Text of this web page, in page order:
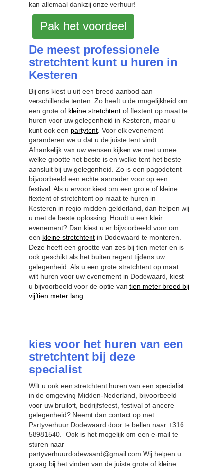
kan allemaal dankzij onze verhuur!
Pak het voordeel
De meest professionele
stretchtent kunt u huren in
Kesteren
Bij ons kiest u uit een breed aanbod aan
verschillende tenten. Zo heeft u de mogelijkheid om
een grote of kleine stretchtent of flextent op maat te
huren voor uw gelegenheid in Kesteren, maar u
kunt ook een partytent . Voor elk evenement
garanderen we u dat u de juiste tent vindt.
Afhankelijk van uw wensen kijken we met u mee
welke grootte het beste is en welke tent het beste
aansluit bij uw gelegenheid. Zo is een pagodetent
bijvoorbeeld een echte aanrader voor op een
festival. Als u ervoor kiest om een grote of kleine
flextent of stretchtent op maat te huren in
Kesteren in regio midden-gelderland, dan helpen wij
u met de beste oplossing. Houdt u een klein
evenement? Dan kiest u er bijvoorbeeld voor om
een kleine stretchtent in Dodewaard te monteren.
Deze heeft een grootte van zes bij tien meter en is
ook geschikt als het buiten regent tijdens uw
gelegenheid. Als u een grote stretchtent op maat
wilt huren voor uw evenement in Dodewaard, kiest
u bijvoorbeeld voor de optie van tien meter breed bij
vijftien meter lang
kies voor het huren van een
stretchtent bij deze
specialist
Wilt u ook een stretchtent huren van een specialist
in de omgeving Midden-Nederland, bijvoorbeeld
voor uw bruiloft, bedrijfsfeest, festival of andere
gelegenheid? Neemt dan contact op met
Partyverhuur Dodewaard door te bellen naar +316
58981540. Ook is het mogelijk om een e-mail te
sturen naar
partyverhuurdodewaard@gmail.com Wij helpen u
graag bij het vinden van de juiste grote of kleine